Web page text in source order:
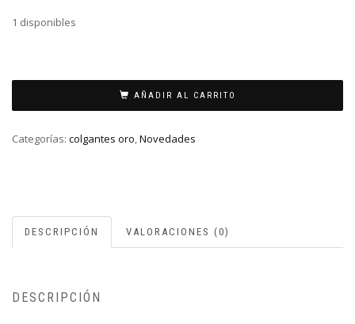
1 disponibles
BLANCO
cantidad
AÑADIR AL CARRITO
Categorías: colgantes oro,Novedades
DESCRIPCIÓN VALORACIONES (0)
DESCRIPCIÓN